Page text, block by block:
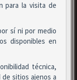
para la visita de
sí ni por medio
disponibles en
técnica,
sitios ajenos a